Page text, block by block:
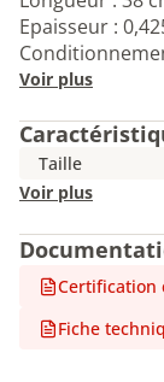
Epaisseur :
Voir plus
Taille
Voir plus
Certification
Fiche